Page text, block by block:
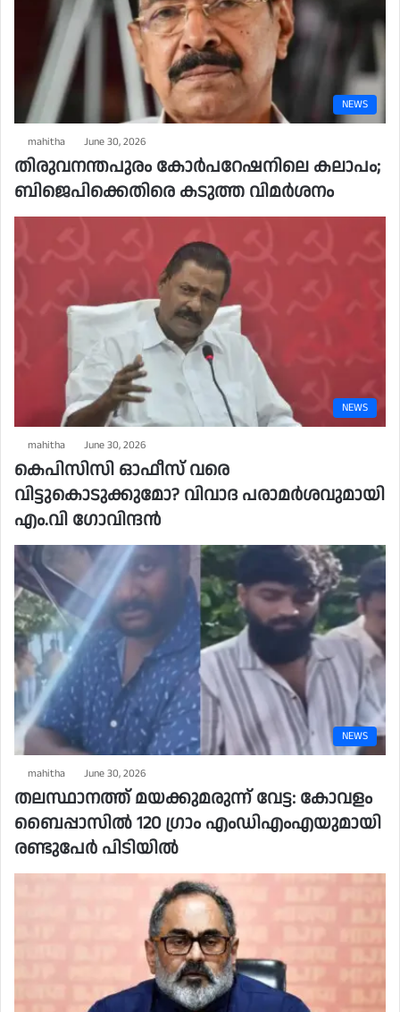
NEWS
mahitha June 30, 2026
തിരുവനന്തപുരം കോർപറേഷനിലെ കലാപം;
ബിജെപിക്കെതിരെ കടുത്ത വിമർശനം
NEWS
mahitha June 30, 2026
കെപിസിസി ഓഫീസ് വരെ
വിട്ടുകൊടുക്കുമോ? വിവാദ പരാമർശവുമായി
എം.വി ഗോവിന്ദൻ
NEWS
mahitha June 30, 2026
തലസ്ഥാനത്ത് മയക്കുമരുന്ന് വേട്ട: കോവളം
ബൈപ്പാസിൽ 120 ഗ്രാം എംഡിഎംഎയുമായി
രണ്ടുപേർ പിടിയിൽ